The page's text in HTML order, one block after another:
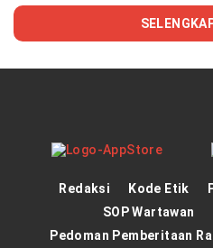
Redaksi Kode Etik
SOP Wartawan
Pedoman Pemberitaan